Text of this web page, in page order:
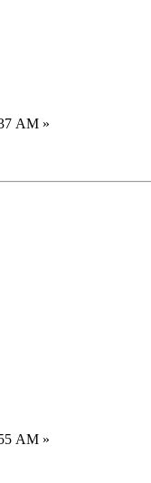
AM »
AM »